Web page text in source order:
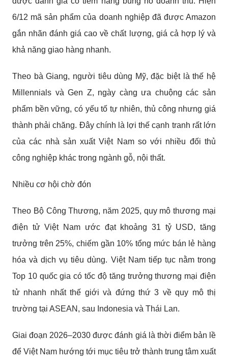
6/12 mã sản phẩm của doanh nghiệp đã được Amazon
gắn nhãn đánh giá cao về chất lượng, giá cả hợp lý và
khả năng giao hàng nhanh.
Theo bà Giang, người tiêu dùng Mỹ, đặc biệt là thế hệ
Millennials và Gen Z, ngày càng ưa chuộng các sản
phẩm bền vững, có yếu tố tự nhiên, thủ công nhưng giá
thành phải chăng. Đây chính là lợi thế cạnh tranh rất lớn
của các nhà sản xuất Việt Nam so với nhiều đối thủ
công nghiệp khác trong ngành gỗ, nội thất.
Nhiều cơ hội chờ đón
Theo Bộ Công Thương, năm 2025, quy mô thương mại
điện tử Việt Nam ước đạt khoảng 31 tỷ USD, tăng
trưởng trên 25%, chiếm gần 10% tổng mức bán lẻ hàng
hóa và dịch vụ tiêu dùng. Việt Nam tiếp tục nằm trong
Top 10 quốc gia có tốc độ tăng trưởng thương mại điện
tử nhanh nhất thế giới và đứng thứ 3 về quy mô thị
trường tại ASEAN, sau Indonesia và Thái Lan.
Giai đoạn 2026–2030 được đánh giá là thời điểm bản lề
để Việt Nam hướng tới mục tiêu trở thành trung tâm xuất